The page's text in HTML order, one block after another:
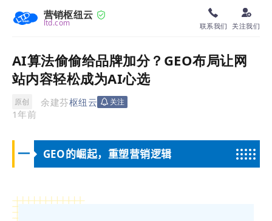
营销枢纽云
ltd.com 联系我们 关注我们
AI算法偷偷给品牌加分？GEO布局让网
站内容轻松成为AI心选
原创 余建芬枢纽云 关注
1年前
一 GEO的崛起，重塑营销逻辑